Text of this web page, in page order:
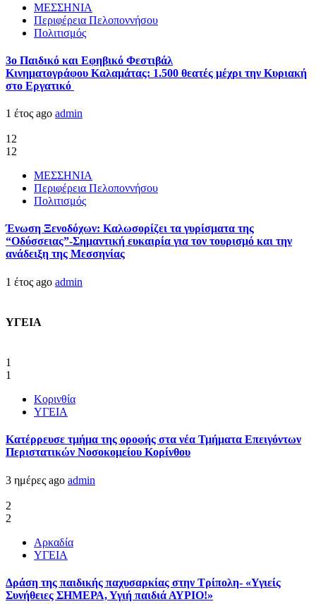
ΜΕΣΣΗΝΙΑ
Περιφέρεια Πελοποννήσου
Πολιτισμός
3ο Παιδικό και Εφηβικό Φεστιβάλ
Κινηματογράφου Καλαμάτας: 1.500 θεατές μέχρι την Κυριακή
στο Εργατικό
1 έτος ago admin
12
12
ΜΕΣΣΗΝΙΑ
Περιφέρεια Πελοποννήσου
Πολιτισμός
Ένωση Ξενοδόχων: Καλωσορίζει τα γυρίσματα της
“Οδύσσειας”-Σημαντική ευκαιρία για τον τουρισμό και την
ανάδειξη της Μεσσηνίας
1 έτος ago admin
ΥΓΕΙΑ
1
1
Κορινθία
ΥΓΕΙΑ
Kατέρρευσε τμήμα της οροφής στα νέα Τμήματα Επειγόντων
Περιστατικών Νοσοκομείου Κορίνθου
3 ημέρες ago admin
2
2
Αρκαδία
ΥΓΕΙΑ
Δράση της παιδικής παχυσαρκίας στην Τρίπολη- «Υγιείς
Συνήθειες ΣΗΜΕΡΑ, Υγιή παιδιά ΑΥΡΙΟ!»